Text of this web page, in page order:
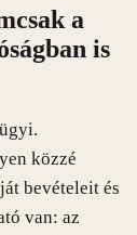
a
is
közzé
bevételeit és
van: az